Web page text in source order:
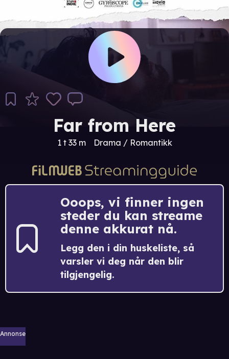
Far from Here
1 t 33 m Drama / Romantikk
Ooops, vi finner ingen
steder du kan streame
denne akkurat nå.
Legg den i din huskeliste, så
varsler vi deg når den blir
tilgjengelig.
Annonse